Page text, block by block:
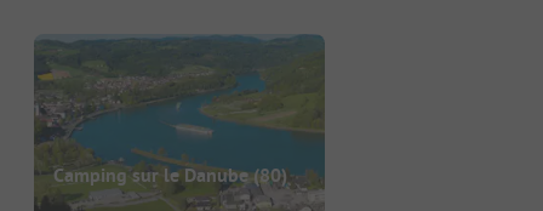
Camping sur le Danube(80)